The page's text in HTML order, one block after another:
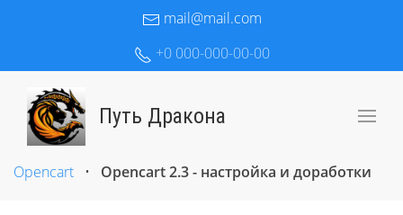
mail@mail.com
+0 000-000-00-00
Путь Дракона
Opencart • Opencart 2.3 - настройка и доработки